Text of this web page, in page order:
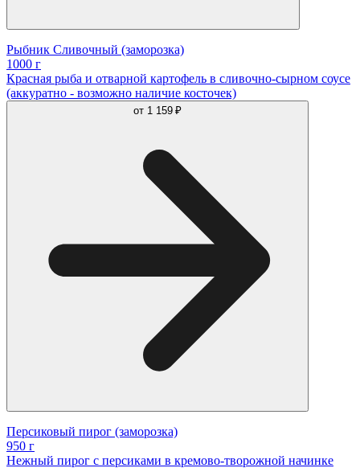
Рыбник Сливочный (заморозка)
1000 г
Красная рыба и отварной картофель в сливочно-сырном соусе
(аккуратно - возможно наличие косточек)
от 1 159 ₽
Персиковый пирог (заморозка)
950 г
Нежный пирог с персиками в кремово-творожной начинке